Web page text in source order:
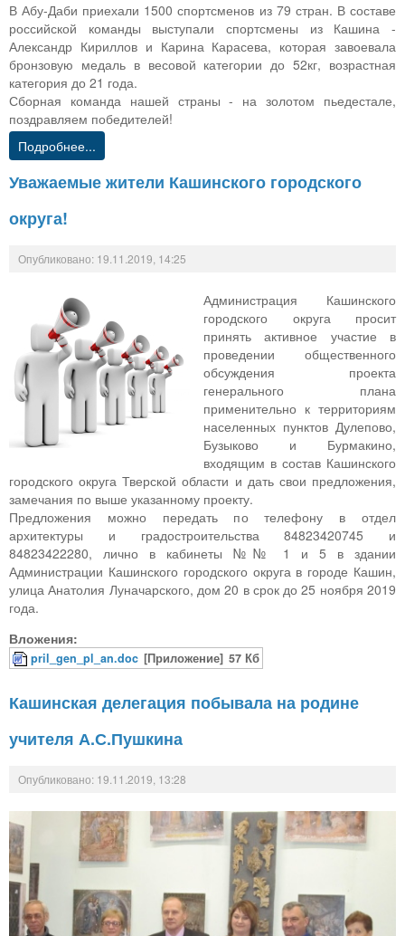
В Абу-Даби приехали 1500 спортсменов из 79 стран. В составе
российской команды выступали спортсмены из Кашина -
Александр Кириллов и Карина Карасева, которая завоевала
бронзовую медаль в весовой категории до 52кг, возрастная
категория до 21 года.
Сборная команда нашей страны - на золотом пьедестале,
поздравляем победителей!
Подробнее...
Уважаемые жители Кашинского городского
округа!
Опубликовано: 19.11.2019, 14:25
Администрация Кашинского
городского округа просит
принять активное участие в
проведении общественного
обсуждения проекта
генерального плана
применительно к территориям
населенных пунктов Дулепово,
Бузыково и Бурмакино,
входящим в состав Кашинского
городского округа Тверской области и дать свои предложения,
замечания по выше указанному проекту.
Предложения можно передать по телефону в отдел
архитектуры и градостроительства 84823420745 и
84823422280, лично в кабинеты №№ 1 и 5 в здании
Администрации Кашинского городского округа в городе Кашин,
улица Анатолия Луначарского, дом 20 в срок до 25 ноября 2019
года.
Вложения:
pril_gen_pl_an.doc [Приложение] 57 Кб
Кашинская делегация побывала на родине
учителя А.С.Пушкина
Опубликовано: 19.11.2019, 13:28